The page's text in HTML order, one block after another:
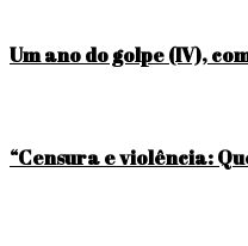
Um ano do golpe (IV),
“Censura e violência: